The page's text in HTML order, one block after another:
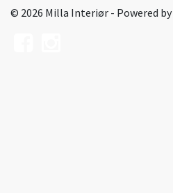
© 2026 Milla Interiør - Powered by